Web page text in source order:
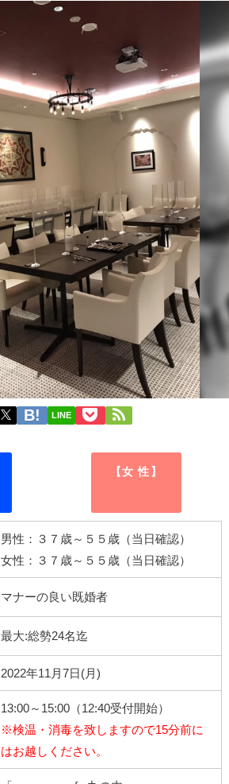
LINE
【女 性】
男性：３７歳～５５歳（当日確認）
女性：３７歳～５５歳（当日確認）
マナーの良い既婚者
最大:総勢24名迄
2022年11月7日(月)
13:00～15:00（12:40受付開始）
※検温・消毒を致しますので15分前に
はお越しください。